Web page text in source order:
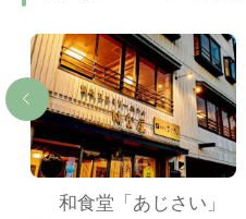
和食堂「あじさい」